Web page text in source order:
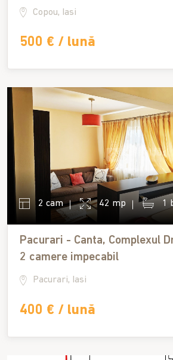
Copou, Iasi
500 € / lună
2 cam 42 mp 1
Pacurari - Canta, Complexul
2 camere impecabil
Pacurari, Iasi
400 € / lună